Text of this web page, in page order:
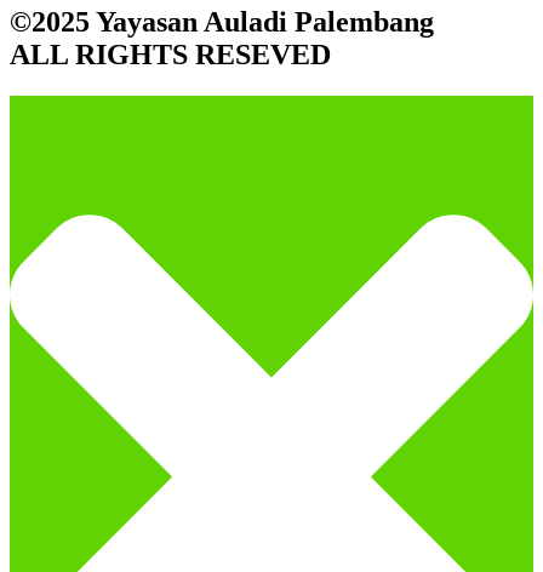
©2025 Yayasan Auladi Palembang
ALL RIGHTS RESEVED